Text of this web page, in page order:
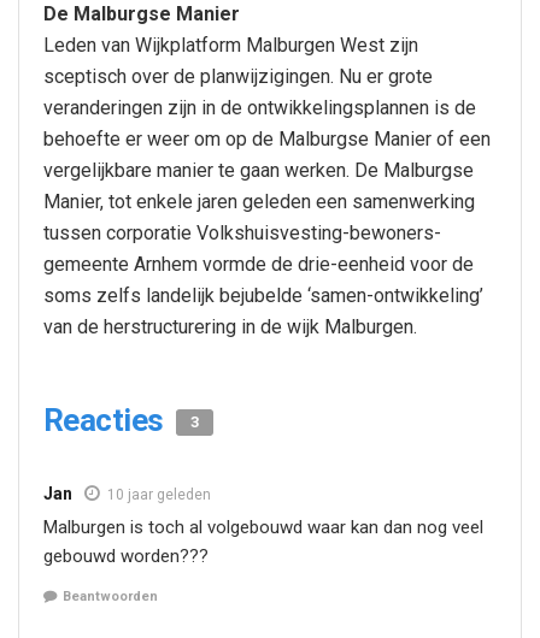
De Malburgse Manier
Leden van Wijkplatform Malburgen West zijn
sceptisch over de planwijzigingen. Nu er grote
veranderingen zijn in de ontwikkelingsplannen is de
behoefte er weer om op de Malburgse Manier of een
vergelijkbare manier te gaan werken. De Malburgse
Manier, tot enkele jaren geleden een samenwerking
tussen corporatie Volkshuisvesting-bewoners-
gemeente Arnhem vormde de drie-eenheid voor de
soms zelfs landelijk bejubelde ‘samen-ontwikkeling’
van de herstructurering in de wijk Malburgen.
Reacties 3
Jan 10 jaar geleden
Malburgen is toch al volgebouwd waar kan dan nog veel
gebouwd worden???
Beantwoorden